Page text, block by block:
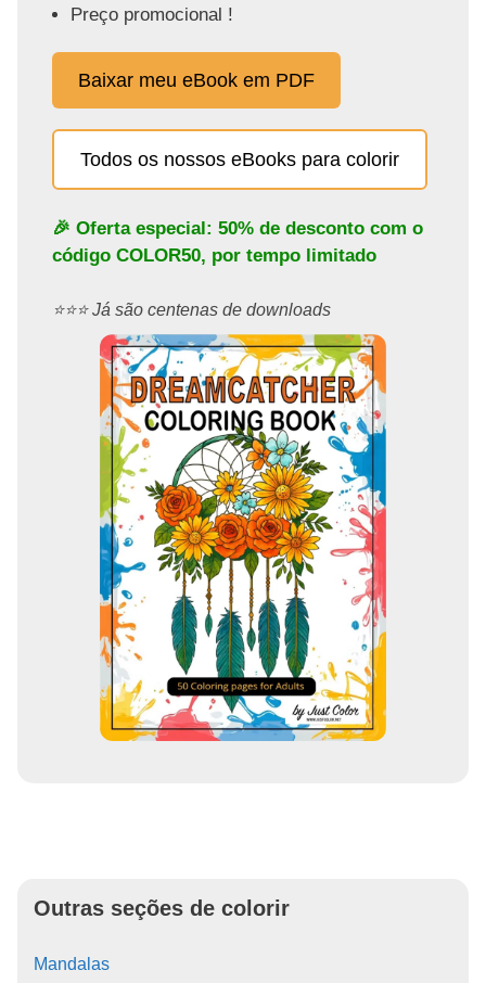
Preço promocional !
Baixar meu eBook em PDF
Todos os nossos eBooks para colorir
🎉 Oferta especial: 50% de desconto com o
código COLOR50, por tempo limitado
⭐️⭐️⭐️ Já são centenas de downloads
Outras seções de colorir
Mandalas